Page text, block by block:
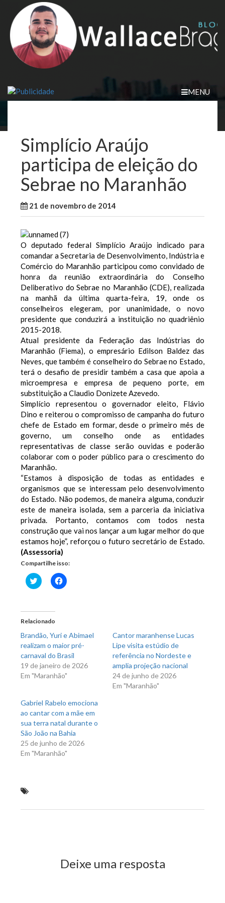
content
MENU
Simplício Araújo
participa de eleição do
Sebrae no Maranhão
21 de novembro de 2014
O deputado federal Simplício Araújo indicado para
comandar a Secretaria de Desenvolvimento, Indústria e
Comércio do Maranhão participou como convidado de
honra da reunião extraordinária do Conselho
Deliberativo do Sebrae no Maranhão (CDE), realizada
na manhã da última quarta-feira, 19, onde os
conselheiros elegeram, por unanimidade, o novo
presidente que conduzirá a instituição no quadriênio
2015-2018.
Atual presidente da Federação das Indústrias do
Maranhão (Fiema), o empresário Edilson Baldez das
Neves, que também é conselheiro do Sebrae no Estado,
terá o desafio de presidir também a casa que apoia a
microempresa e empresa de pequeno porte, em
substituição a Claudio Donizete Azevedo.
Simplício representou o governador eleito, Flávio
Dino e reiterou o compromisso de campanha do futuro
chefe de Estado em formar, desde o primeiro mês de
governo, um conselho onde as entidades
representativas de classe serão ouvidas e poderão
colaborar com o poder público para o crescimento do
Maranhão.
“Estamos à disposição de todas as entidades e
organismos que se interessam pelo desenvolvimento
do Estado. Não podemos, de maneira alguma, conduzir
este de maneira isolada, sem a parceria da iniciativa
privada. Portanto, contamos com todos nesta
construção que vai nos lançar a um lugar melhor do que
estamos hoje”, reforçou o futuro secretário de Estado.
(Assessoria)
Compartilhe isso:
Clique
para
em
nova
janela)
Clique
para
Relacionado
Brandão, Yuri e Abimael
realizam o maior pré-
carnaval do Brasil
19 de janeiro de 2026
Em "Maranhão"
Cantor maranhense Lucas
Lipe visita estúdio de
referência no Nordeste e
amplia projeção nacional
24 de junho de 2026
Em "Maranhão"
Gabriel Rabelo emociona
ao cantar com a mãe em
sua terra natal durante o
São João na Bahia
25 de junho de 2026
Em "Maranhão"
Deixe uma resposta